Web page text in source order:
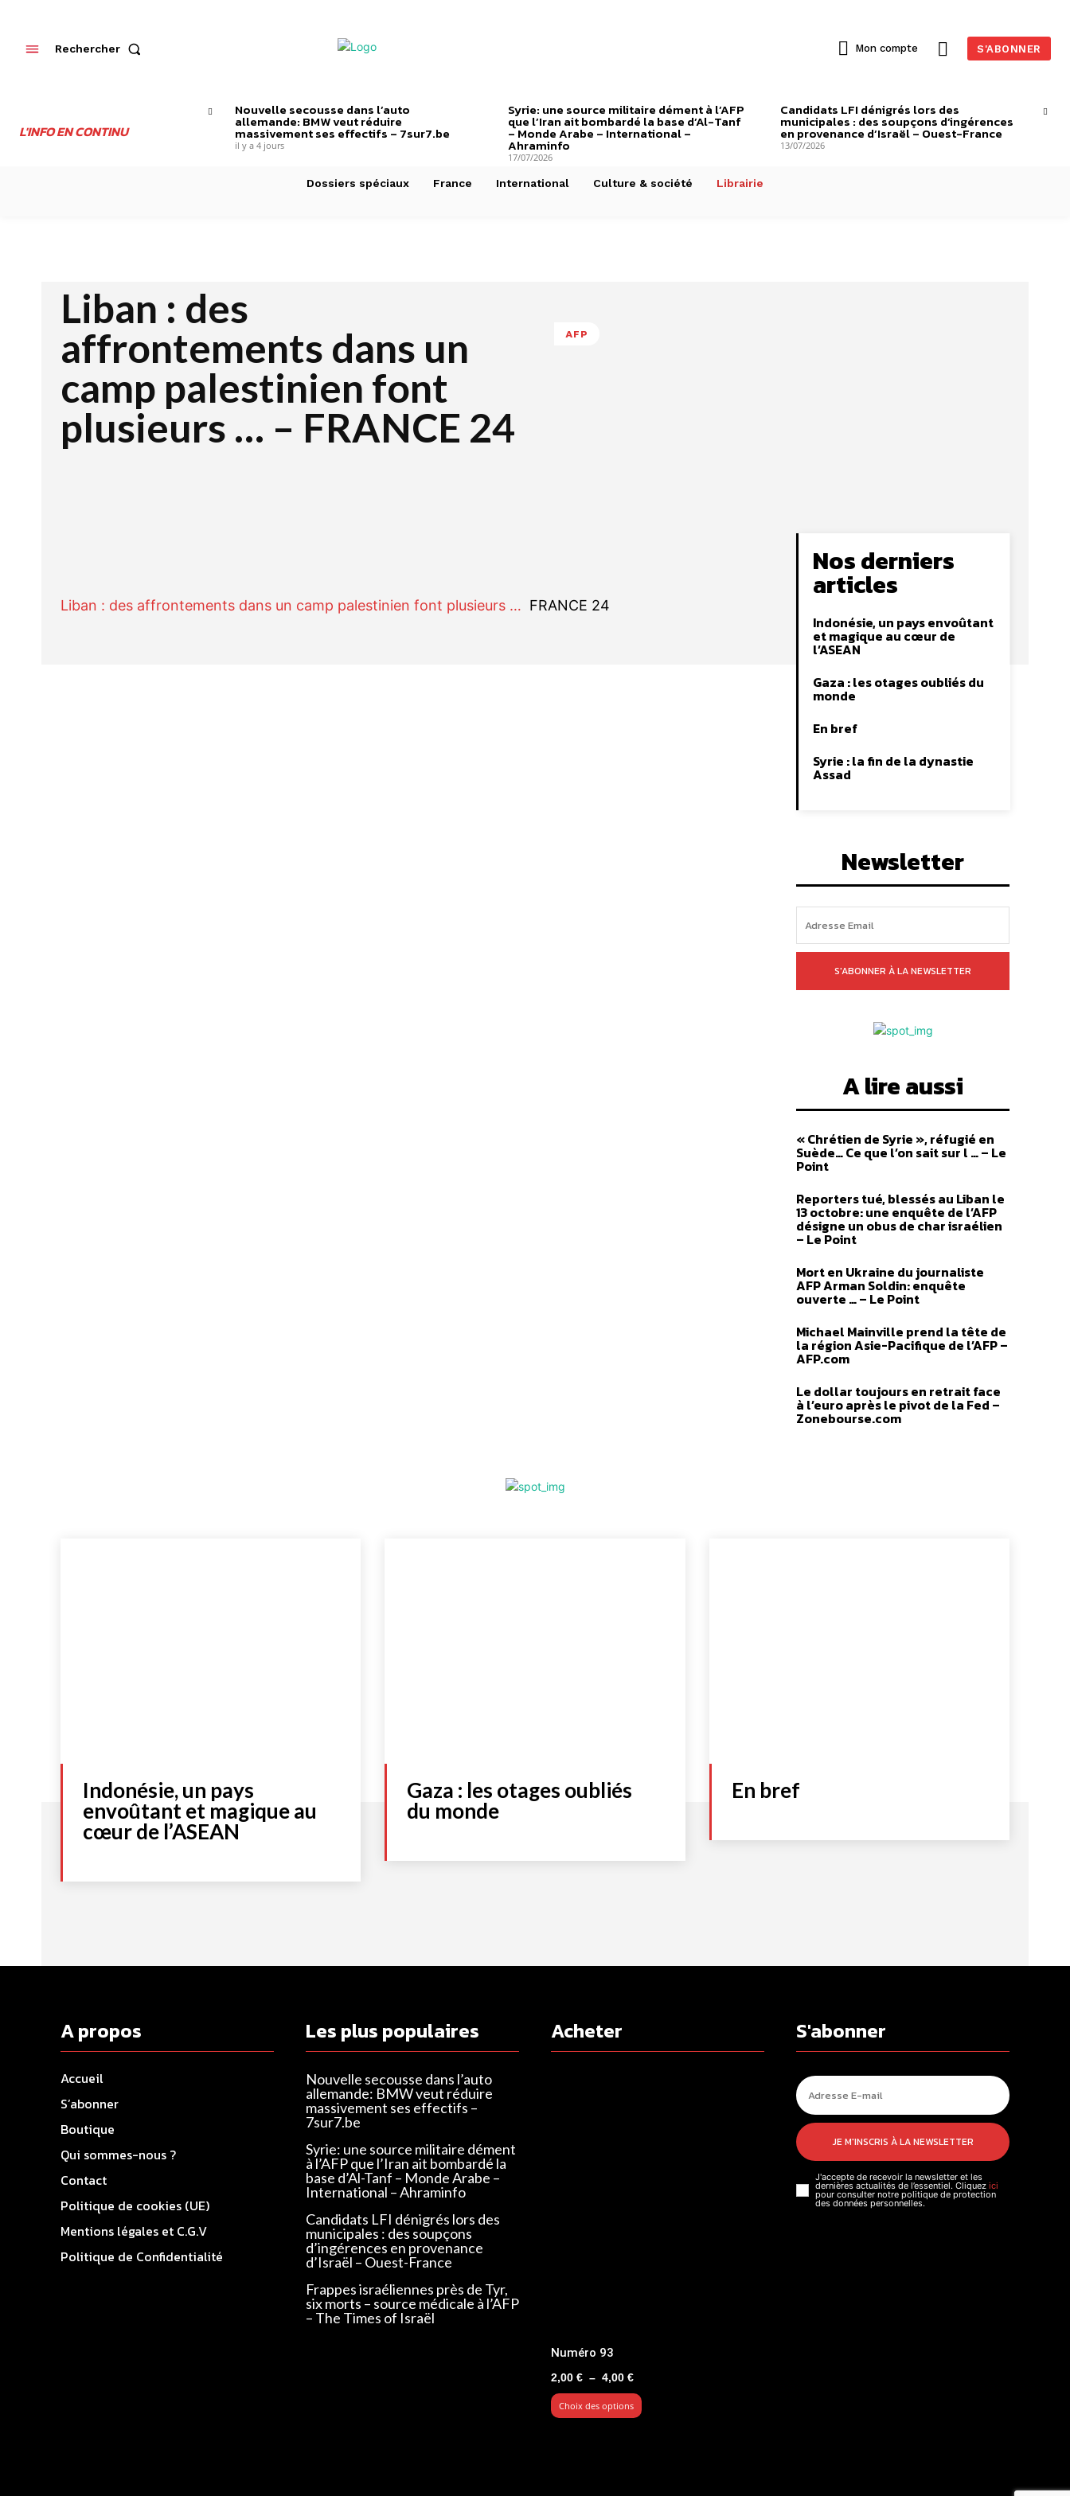
Rechercher Mon compte S'ABONNER
L'INFO EN CONTINU
Nouvelle secousse dans l’auto
allemande: BMW veut réduire
massivement ses effectifs – 7sur7.be
il y a 4 jours
Syrie: une source militaire dément à l’AFP
que l’Iran ait bombardé la base d’Al-Tanf
– Monde Arabe – International –
Ahraminfo
17/07/2026
Candidats LFI dénigrés lors des
municipales : des soupçons d’ingérences
en provenance d’Israël – Ouest-France
13/07/2026
Dossiers spéciaux France International Culture & société Librairie
Liban : des
affrontements dans un
camp palestinien font
plusieurs … – FRANCE 24
AFP
Liban : des affrontements dans un camp palestinien font plusieurs … FRANCE 24
Nos derniers
articles
Indonésie, un pays envoûtant
et magique au cœur de
l’ASEAN
Gaza : les otages oubliés du
monde
En bref
Syrie : la fin de la dynastie
Assad
Newsletter
S'ABONNER À LA NEWSLETTER
A lire aussi
« Chrétien de Syrie », réfugié en
Suède… Ce que l’on sait sur l … – Le
Point
Reporters tué, blessés au Liban le
13 octobre: une enquête de l’AFP
désigne un obus de char israélien
– Le Point
Mort en Ukraine du journaliste
AFP Arman Soldin: enquête
ouverte … – Le Point
Michael Mainville prend la tête de
la région Asie-Pacifique de l’AFP –
AFP.com
Le dollar toujours en retrait face
à l’euro après le pivot de la Fed –
Zonebourse.com
Indonésie, un pays
envoûtant et magique au
cœur de l’ASEAN
Gaza : les otages oubliés
du monde
En bref
A propos
Accueil
S’abonner
Boutique
Qui sommes-nous ?
Contact
Politique de cookies (UE)
Mentions légales et C.G.V
Politique de Confidentialité
Les plus populaires
Nouvelle secousse dans l’auto
allemande: BMW veut réduire
massivement ses effectifs –
7sur7.be
Syrie: une source militaire dément
à l’AFP que l’Iran ait bombardé la
base d’Al-Tanf – Monde Arabe –
International – Ahraminfo
Candidats LFI dénigrés lors des
municipales : des soupçons
d’ingérences en provenance
d’Israël – Ouest-France
Frappes israéliennes près de Tyr,
six morts – source médicale à l’AFP
– The Times of Israël
Acheter
Numéro 93
2,00 € – 4,00 €Plage
de
prix :
Choix des options
S'abonner
JE M'INSCRIS À LA NEWSLETTER
J'accepte de recevoir la newsletter et les
dernières actualités de l’essentiel. Cliquez ici
pour consulter notre politique de protection
des données personnelles.